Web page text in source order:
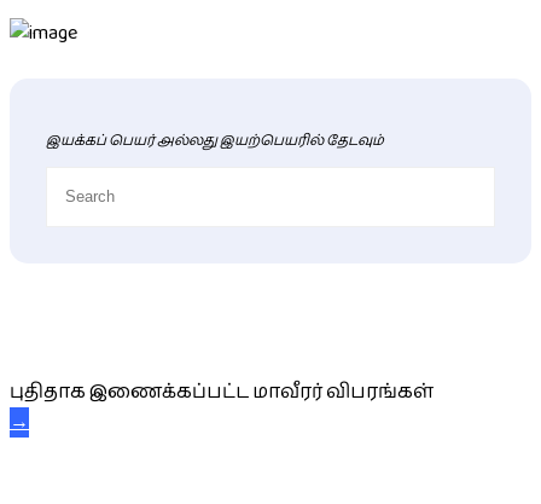
இயக்கப் பெயர் அல்லது இயற்பெயரில் தேடவும்
புதிதாக இணைக்கப்பட்ட மாவீரர் விபரங்கள்
→